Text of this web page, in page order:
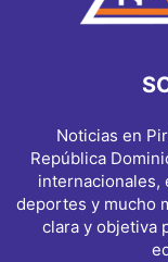
Noticias en
República
internacionales,
deportes y mucho
clara y objetiva